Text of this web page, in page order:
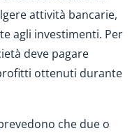
attività bancarie,
agli investimenti. Per
deve pagare
ottenuti durante
che due o